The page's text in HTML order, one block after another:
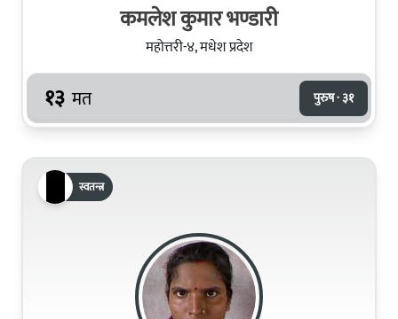
कमलेश कुमार भण्डारी
महोत्तरी-४, मधेश प्रदेश
१३ मत पुरुष · ३१
स्वतन्त्र